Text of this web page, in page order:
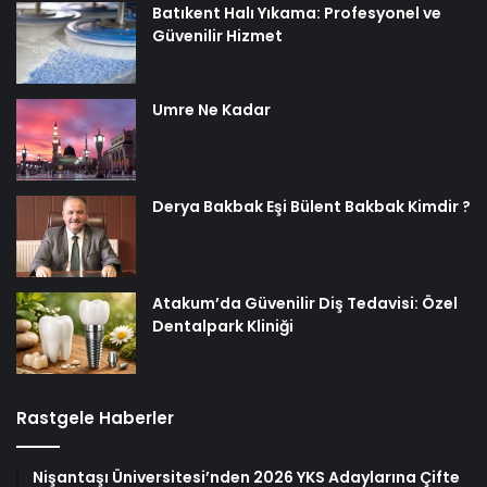
Batıkent Halı Yıkama: Profesyonel ve
Güvenilir Hizmet
Umre Ne Kadar
Derya Bakbak Eşi Bülent Bakbak Kimdir ?
Atakum’da Güvenilir Diş Tedavisi: Özel
Dentalpark Kliniği
Rastgele Haberler
Nişantaşı Üniversitesi’nden 2026 YKS Adaylarına Çifte